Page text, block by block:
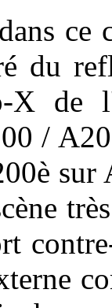
ce
du
X de
/
sur